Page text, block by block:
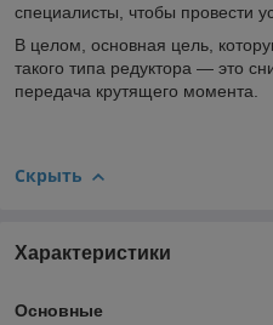
специалисты, чтобы провести
В целом, основная цель,
такого типа редуктора — это
передача крутящего момента.
Скрыть
Характеристики
Основные